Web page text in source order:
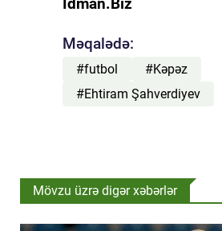
Məqalədə:
#futbol
#Kəpəz
#Ehtiram Şahverdiyev
Mövzu üzrə digər xəbərlər